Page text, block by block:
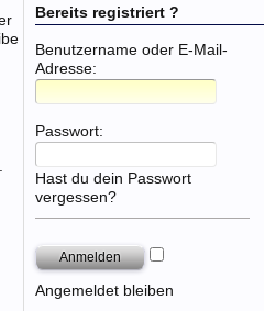
Bereits registriert ?
Benutzername oder E-Mail-
Adresse:
Passwort:
Hast du dein Passwort
vergessen?
Angemeldet bleiben